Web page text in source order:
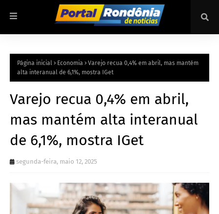
Página inicial Economia
Varejo recua 0,4% em abril, mas mantém
alta interanual de 6,1%, mostra IGet
Varejo recua 0,4% em abril,
mas mantém alta interanual
de 6,1%, mostra IGet
segunda-feira, maio 12, 2025